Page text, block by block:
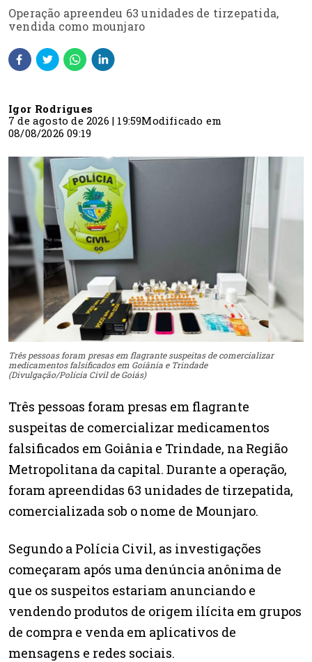
Operação apreendeu 63 unidades de tirzepatida,
vendida como mounjaro
Igor Rodrigues
7 de agosto de 2026 | 19:59Modificado em
08/08/2026 09:19
Três pessoas foram presas em flagrante suspeitas de comercializar
medicamentos falsificados em Goiânia e Trindade
(Divulgação/Polícia Civil de Goiás)
Três pessoas foram presas em flagrante
suspeitas de comercializar medicamentos
falsificados em Goiânia e Trindade, na Região
Metropolitana da capital. Durante a operação,
foram apreendidas 63 unidades de tirzepatida,
comercializada sob o nome de Mounjaro.
Segundo a Polícia Civil, as investigações
começaram após uma denúncia anônima de
que os suspeitos estariam anunciando e
vendendo produtos de origem ilícita em grupos
de compra e venda em aplicativos de
mensagens e redes sociais.